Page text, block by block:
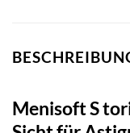
Menisoft S